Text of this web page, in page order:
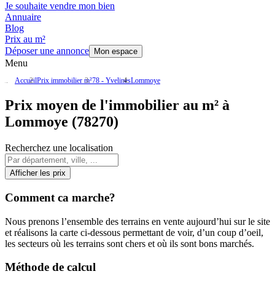
Je souhaite vendre mon bien
Annuaire
Blog
Prix au m²
Déposer une annonce
Mon espace
Menu
AccueilPrix immobilier m²78 - YvelinesLommoye
Prix moyen de l'immobilier au m² à
Lommoye (78270)
Recherchez une localisation
Afficher les prix
Comment ca marche?
Nous prenons l’ensemble des terrains en vente aujourd’hui sur le site
et réalisons la carte ci-dessous permettant de voir, d’un coup d’oeil,
les secteurs où les terrains sont chers et où ils sont bons marchés.
Méthode de calcul